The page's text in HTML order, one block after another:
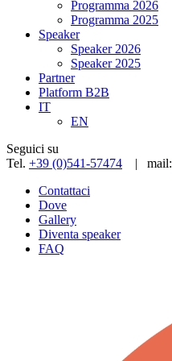
Programma 2026
Programma 2025
Speaker
Speaker 2026
Speaker 2025
Partner
Platform B2B
IT
EN
Seguici su
Tel. +39 (0)541-57474 | mail:
Contattaci
Dove
Gallery
Diventa speaker
FAQ